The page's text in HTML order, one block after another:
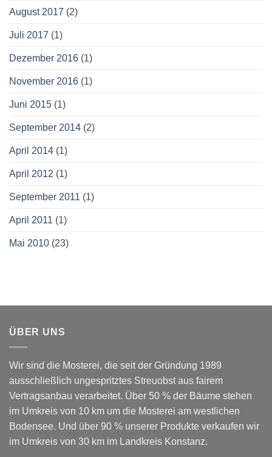
August 2017 (2)
Juli 2017 (1)
Dezember 2016 (1)
November 2016 (1)
Juni 2015 (1)
September 2014 (2)
April 2014 (1)
April 2012 (1)
September 2011 (1)
April 2011 (1)
Mai 2010 (23)
ÜBER UNS
Wir sind die Mosterei, die seit der Gründung 1989
ausschließlich ungespritztes Streuobst aus fairem
Vertragsanbau verarbeitet. Über 50 % der Bäume stehen
im Umkreis von 10 km um die Mosterei am westlichen
Bodensee. Und über 90 % unserer Produkte verkaufen wir
im Umkreis von 30 km im Landkreis Konstanz.